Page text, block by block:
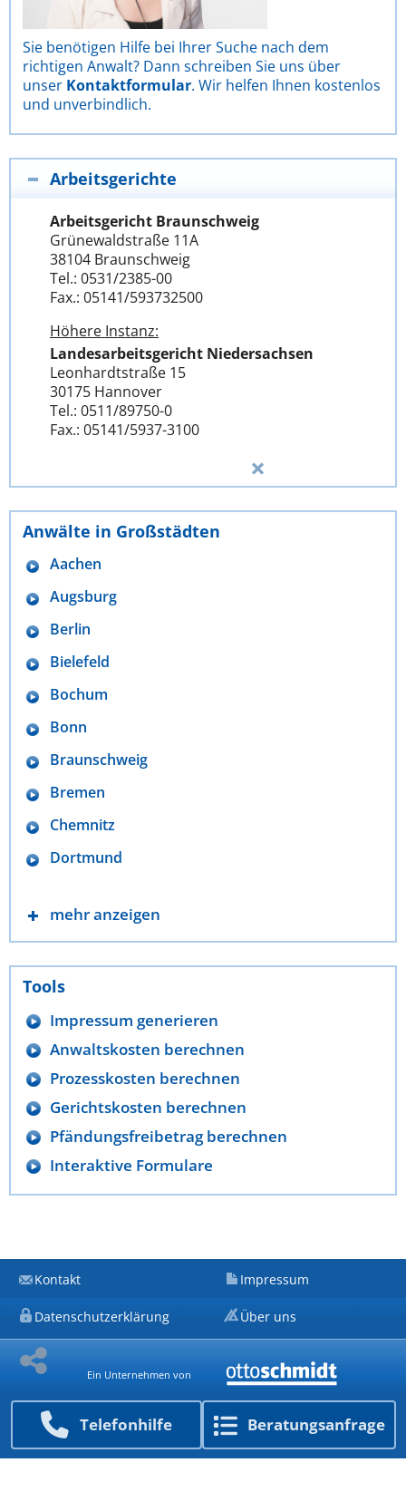
Telefon­hilfe Beratungs­anfrage
Sie benötigen Hilfe bei Ihrer Suche nach dem
richtigen Anwalt? Dann schreiben Sie uns über
unser Kontaktformular. Wir helfen Ihnen kostenlos
und unverbindlich.
Arbeitsgerichte
Arbeitsgericht Braunschweig
Grünewaldstraße 11A
38104 Braunschweig
Tel.: 0531/2385-00
Fax.: 05141/593732500
Höhere Instanz:
Landesarbeitsgericht Niedersachsen
Leonhardtstraße 15
30175 Hannover
Tel.: 0511/89750-0
Fax.: 05141/5937-3100
Anwälte in Großstädten
Aachen
Augsburg
Berlin
Bielefeld
Bochum
Bonn
Braunschweig
Bremen
Chemnitz
Dortmund
mehr anzeigen
Tools
Impressum generieren
Anwaltskosten berechnen
Prozesskosten berechnen
Gerichtskosten berechnen
Pfändungsfreibetrag berechnen
Interaktive Formulare
Kontakt Impressum
Datenschutzerklärung Über uns
Ein Unternehmen von